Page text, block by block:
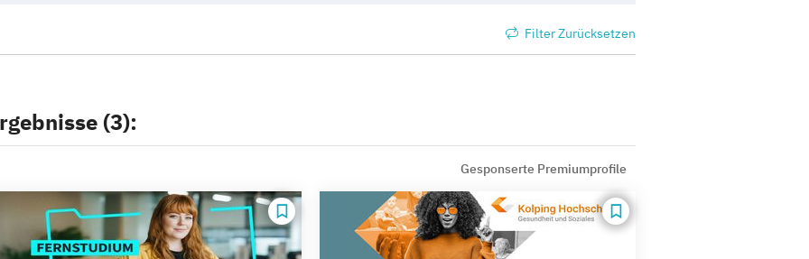
Filter Zurücksetzen
(3):
Gesponserte Premiumprofile